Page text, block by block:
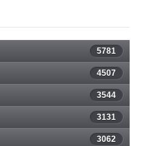
5781
4507
3544
3131
3062